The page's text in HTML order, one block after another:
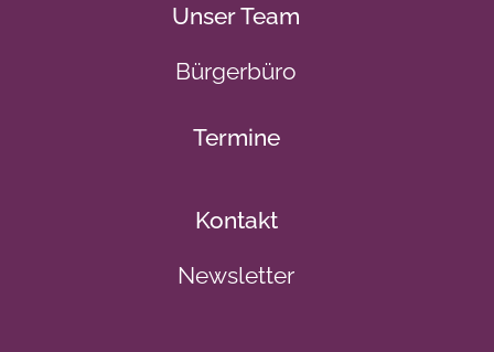
Unser Team
Bürgerbüro
Termine
Kontakt
Newsletter